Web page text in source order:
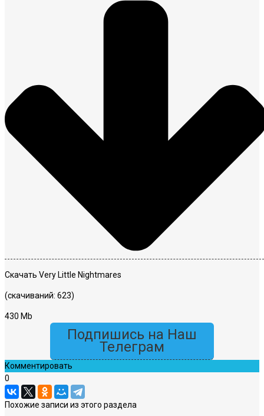
Скачать Very Little Nightmares
(скачиваний: 623)
430 Mb
Подпишись на Наш
Телеграм
Комментировать
0
Похожие записи из этого раздела